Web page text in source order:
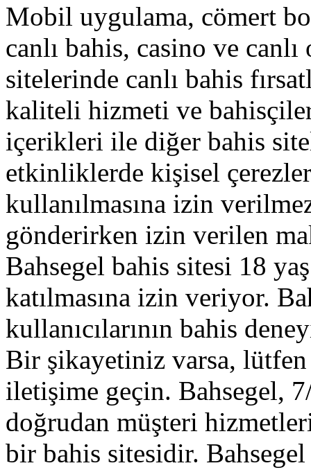
Mobil uygulama, cömert
canlı bahis, casino ve
sitelerinde canlı bahis
kaliteli hizmeti ve
içerikleri ile diğer bahis
etkinliklerde kişisel
kullanılmasına izin
gönderirken izin verilen
Bahsegel bahis sitesi 18
katılmasına izin veriyor.
kullanıcılarının bahis
Bir şikayetiniz varsa,
iletişime geçin. Bahsegel,
doğrudan müşteri
bir bahis sitesidir.